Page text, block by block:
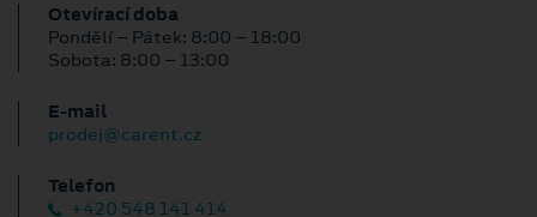
Otevírací doba
Pondělí – Pátek: 8:00 – 18:00
Sobota: 8:00 – 13:00
E‑mail
prodej@carent.cz
Telefon
+420 548 141 414